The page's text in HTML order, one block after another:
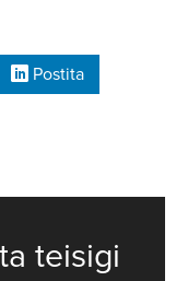
Postita
teisigi